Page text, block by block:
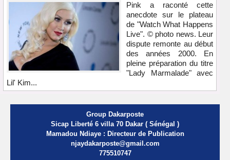
Pink a raconté cette
anecdote sur le plateau
de "Watch What Happens
Live". © photo news. Leur
dispute remonte au début
des années 2000. En
pleine préparation du titre
"Lady Marmalade" avec
Lil' Kim...
Group Dakarposte
Sicap Liberté 6 villa 70 Dakar ( Sénégal )
Mamadou Ndiaye : Directeur de Publication
njaydakarposte@gmail.com
775510747